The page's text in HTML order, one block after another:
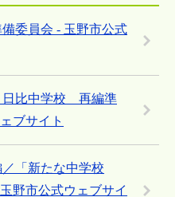
委員会 - 玉野市公式
日比中学校 再編準
ブサイト
「新たな中学校
野市公式ウェブサイ